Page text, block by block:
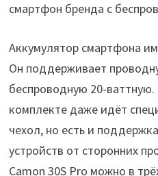
Аккумулятор смартфона
Он поддерживает
беспроводную 20-
комплекте даже идёт
чехол, но есть и
устройств от сторонних
Camon 30S Pro можно в